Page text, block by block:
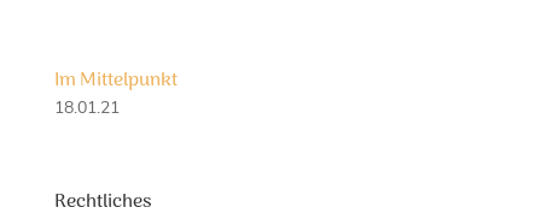
Im Mittelpunkt
18.01.21
Rechtliches